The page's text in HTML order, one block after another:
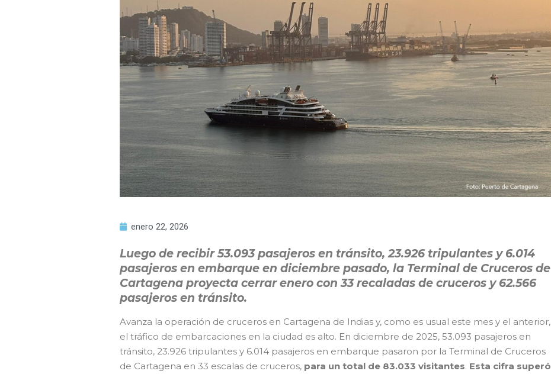
enero 22, 2026
Luego de recibir 53.093 pasajeros en tránsito, 23.926 tripulantes y 6.014
pasajeros en embarque en diciembre pasado, la Terminal de Cruceros de
Cartagena proyecta cerrar enero con 33 recaladas de cruceros y 62.566
pasajeros en tránsito.
Avanza la operación de cruceros en Cartagena de Indias y, como es usual este mes y el anterior,
el tráfico de embarcaciones en la ciudad es alto. En diciembre de 2025, 53.093 pasajeros en
tránsito, 23.926 tripulantes y 6.014 pasajeros en embarque pasaron por la Terminal de Cruceros
de Cartagena en 33 escalas de cruceros, para un total de 83.033 visitantes. Esta cifra superó